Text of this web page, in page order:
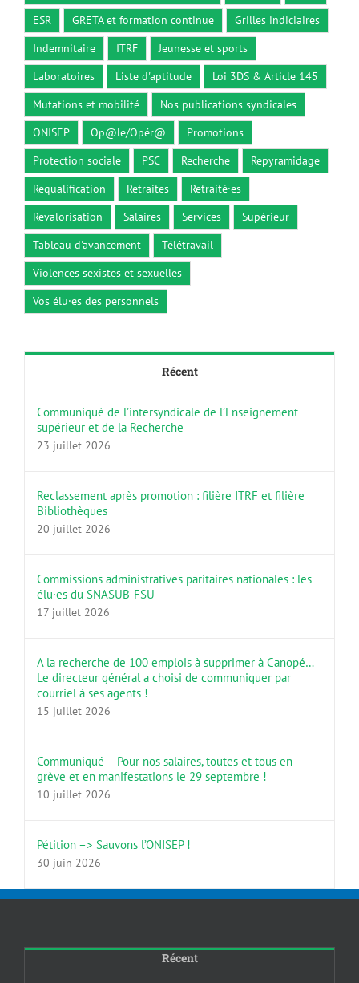
ESR
GRETA et formation continue
Grilles indiciaires
Indemnitaire
ITRF
Jeunesse et sports
Laboratoires
Liste d'aptitude
Loi 3DS & Article 145
Mutations et mobilité
Nos publications syndicales
ONISEP
Op@le/Opér@
Promotions
Protection sociale
PSC Recherche
Repyramidage
Requalification
Retraites
Retraité·es
Revalorisation
Salaires Services
Supérieur
Tableau d'avancement
Télétravail
Violences sexistes et sexuelles
Vos élu·es des personnels
Récent
Communiqué de l’intersyndicale de l’Enseignement
supérieur et de la Recherche
23 juillet 2026
Reclassement après promotion : filière ITRF et filière
Bibliothèques
20 juillet 2026
Commissions administratives paritaires nationales : les
élu·es du SNASUB-FSU
17 juillet 2026
A la recherche de 100 emplois à supprimer à Canopé…
Le directeur général a choisi de communiquer par
courriel à ses agents !
15 juillet 2026
Communiqué – Pour nos salaires, toutes et tous en
grève et en manifestations le 29 septembre !
10 juillet 2026
Pétition –> Sauvons l’ONISEP !
30 juin 2026
Récent